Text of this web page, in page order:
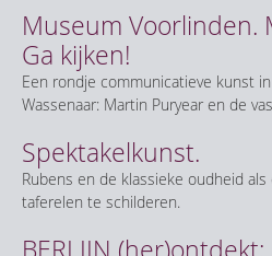
Museum Voorlinden.
Ga kijken!
Een rondje communicatieve kunst
Wassenaar: Martin Puryear en de
Spektakelkunst.
Rubens en de klassieke oudheid
taferelen te schilderen.